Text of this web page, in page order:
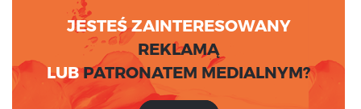
JESTEŚ ZAINTERESOWANY
REKLAMĄ
LUBPATRONATEM MEDIALNYM?